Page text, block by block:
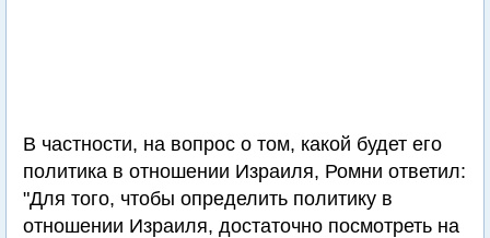
В частности, на вопрос о том, какой будет его
политика в отношении Израиля, Ромни ответил:
"Для того, чтобы определить политику в
отношении Израиля, достаточно посмотреть на